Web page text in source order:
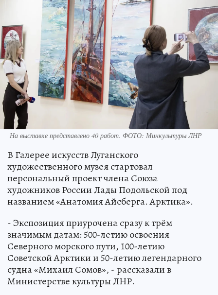
На выставке представлено 40 работ. ФОТО: Минкультуры ЛНР
В Галерее искусств Луганского
художественного музея стартовал
персональный проект члена Союза
художников России Лады Подольской под
названием «Анатомия Айсберга. Арктика».
- Экспозиция приурочена сразу к трём
значимым датам: 500-летию освоения
Северного морского пути, 100-летию
Советской Арктики и 50-летию легендарного
судна «Михаил Сомов», - рассказали в
Министерстве культуры ЛНР.